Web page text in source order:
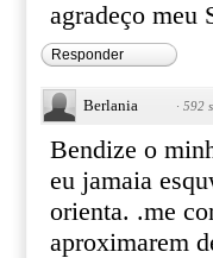
agradeço meu
Responder
Berlania · 592
Bendize o
eu jamaia
orienta. .me
aproximarem